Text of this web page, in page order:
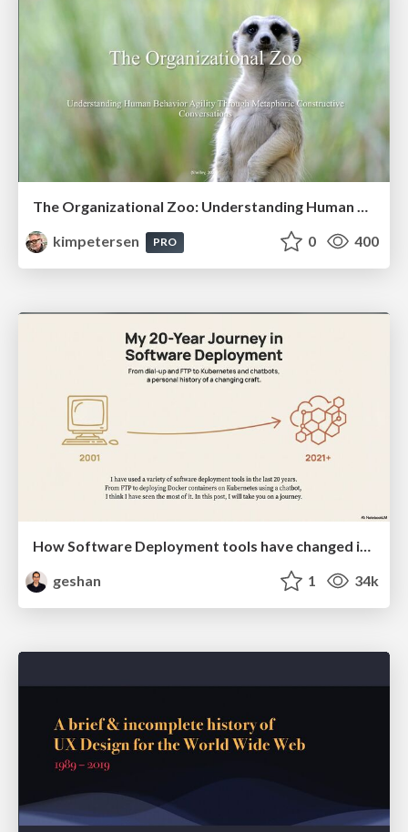
The Organizational Zoo: Understanding Human Behavior Agility Through Metaphoric Constructive Conversations (based on the works of Arthur Shelley, Ph.D)
kimpetersen
PRO 0 400
How Software Deployment tools have changed in the past 20 years
geshan
1 34k